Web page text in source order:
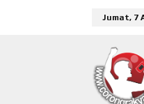
Jumat, 7